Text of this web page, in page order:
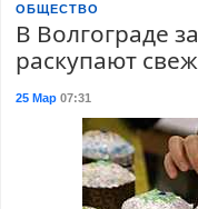
ОБЩЕСТВО
В Волгограде
раскупают
25 Мар07:31